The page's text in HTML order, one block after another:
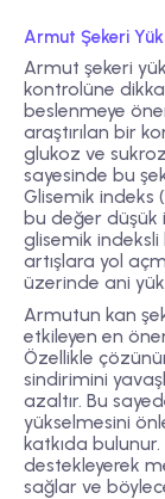
Armut Şekeri
Armut şekeri
kontrolüne
beslenmeye
araştırılan bir
glukoz ve
sayesinde bu
Glisemik indeks
bu değer düşük
glisemik indeksli
artışlara yol
üzerinde ani
Armutun kan
etkileyen en
Özellikle
sindirimini
azaltır. Bu
yükselmesini
katkıda bulunur.
destekleyerek
sağlar ve